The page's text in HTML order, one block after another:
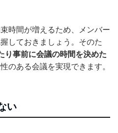
時間が増えるため、メンバー
しておきましょう。そのた
り事前に会議の時間を決めた
のある会議を実現できます。
い